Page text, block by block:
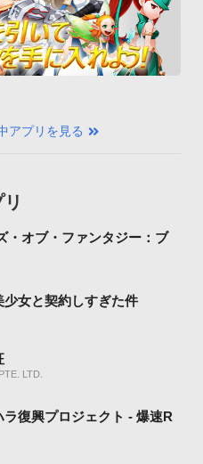
アプリを見る
・オブ・ファンタジー：ブ
女と契約しすぎた件
LTD.
復興プロジェクト - 爆速R